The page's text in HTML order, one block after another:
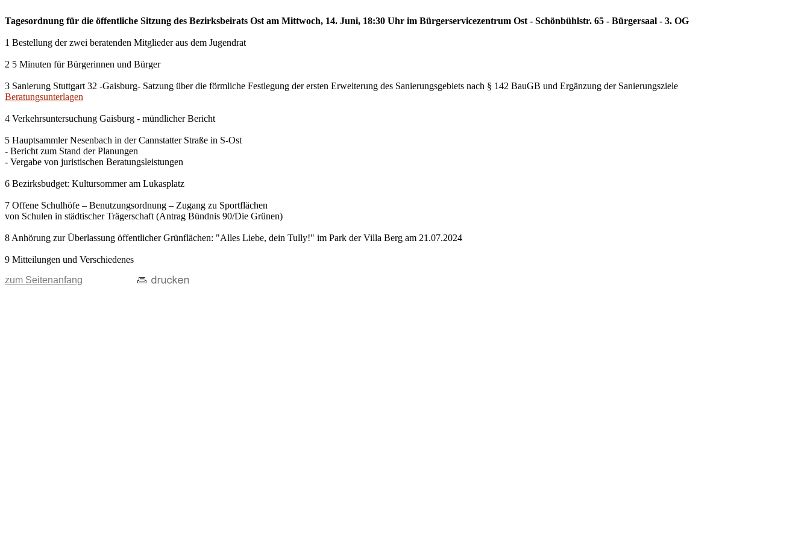
Tagesordnung für die öffentliche Sitzung des Bezirksbeirats Ost am Mittwoch, 14. Juni, 18:30 Uhr im Bürgerservicezentrum Ost - Schönbühlstr. 65 - Bürgersaal - 3. OG
1 Bestellung der zwei beratenden Mitglieder aus dem Jugendrat
2 5 Minuten für Bürgerinnen und Bürger
3 Sanierung Stuttgart 32 -Gaisburg- Satzung über die förmliche Festlegung der ersten Erweiterung des Sanierungsgebiets nach § 142 BauGB und Ergänzung der Sanierungsziele
Beratungsunterlagen
4 Verkehrsuntersuchung Gaisburg - mündlicher Bericht
5 Hauptsammler Nesenbach in der Cannstatter Straße in S-Ost
- Bericht zum Stand der Planungen
- Vergabe von juristischen Beratungsleistungen
6 Bezirksbudget: Kultursommer am Lukasplatz
7 Offene Schulhöfe – Benutzungsordnung – Zugang zu Sportflächen
von Schulen in städtischer Trägerschaft (Antrag Bündnis 90/Die Grünen)
8 Anhörung zur Überlassung öffentlicher Grünflächen: "Alles Liebe, dein Tully!" im Park der Villa Berg am 21.07.2024
9 Mitteilungen und Verschiedenes
zum Seitenanfang